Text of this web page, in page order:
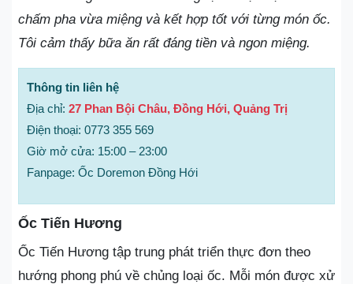
chấm pha vừa miệng và kết hợp tốt với từng món ốc.
Tôi cảm thấy bữa ăn rất đáng tiền và ngon miệng.
Thông tin liên hệ
Địa chỉ: 27 Phan Bội Châu, Đồng Hới, Quảng Trị
Điện thoại: 0773 355 569
Giờ mở cửa: 15:00 – 23:00
Fanpage: Ốc Doremon Đồng Hới
Ốc Tiến Hương
Ốc Tiến Hương tập trung phát triển thực đơn theo
hướng phong phú về chủng loại ốc. Mỗi món được xử